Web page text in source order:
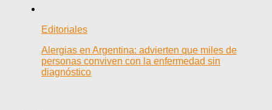
Editoriales
Alergias en Argentina: advierten que miles de
personas conviven con la enfermedad sin
diagnóstico